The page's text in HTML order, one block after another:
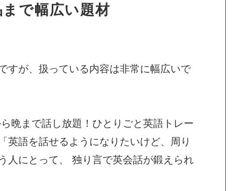
で幅広い題材
すが、扱っている内容は非常に幅広いで
晩まで話し放題！ひとりごと英語トレー
英語を話せるようになりたいけど、周り
人にとって、 独り言で英会話が鍛えられ